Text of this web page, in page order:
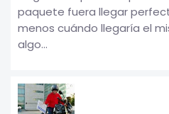
paquete fuera llegar
menos cuándo llegaría el
algo...